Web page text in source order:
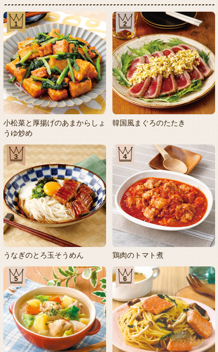
1
小松菜と厚揚げのあまからしょ
うゆ炒め
2
韓国風まぐろのたたき
3
うなぎのとろ玉そうめん
4
鶏肉のトマト煮
5 6